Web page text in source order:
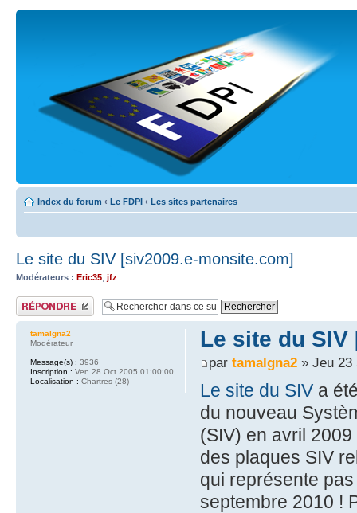
Index du forum ‹ Le FDPI ‹ Les sites partenaires
Le site du SIV [siv2009.e-monsite.com]
Modérateurs : Eric35 jfz
Publier une réponse
Le site du
par tamalgna2» Jeu 23
Le site du SIVa
du nouveau
(SIV) en avril
des plaques SIV
qui représente
septembre 2010 !
tamalgna2
Modérateur
Message(s) : 3936
Inscription : Ven 28 Oct 2005 01:00:00
Localisation : Chartres (28)